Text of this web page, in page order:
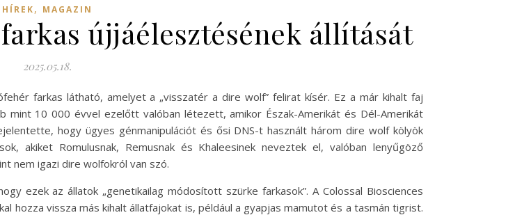
HÍREK, MAGAZIN
újjáélesztésének állítását
2025.05.18.
farkas látható, amelyet a „visszatér a dire wolf” felirat kísér. Ez a már kihalt faj
10 000 évvel ezelőtt valóban létezett, amikor Észak-Amerikát és Dél-Amerikát
hogy ügyes génmanipulációt és ősi DNS-t használt három dire wolf kölyök
akiket Romulusnak, Remusnak és Khaleesinek neveztek el, valóban lenyűgöző
nem igazi dire wolfokról van szó.
ezek az állatok „genetikailag módosított szürke farkasok”. A Colossal Biosciences
hozza vissza más kihalt állatfajokat is, például a gyapjas mamutot és a tasmán tigrist.